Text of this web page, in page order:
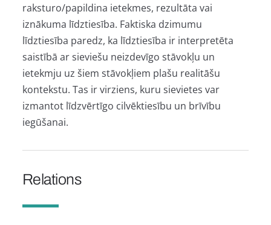
raksturo/papildina ietekmes, rezultāta vai
iznākuma līdztiesība. Faktiska dzimumu
līdztiesība paredz, ka līdztiesība ir interpretēta
saistībā ar sieviešu neizdevīgo stāvokļu un
ietekmju uz šiem stāvokļiem plašu realitāšu
kontekstu. Tas ir virziens, kuru sievietes var
izmantot līdzvērtīgo cilvēktiesību un brīvību
iegūšanai.
Relations